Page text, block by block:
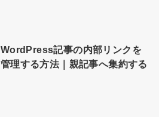
WordPress記事の内部リンクを
管理する方法｜親記事へ集約する